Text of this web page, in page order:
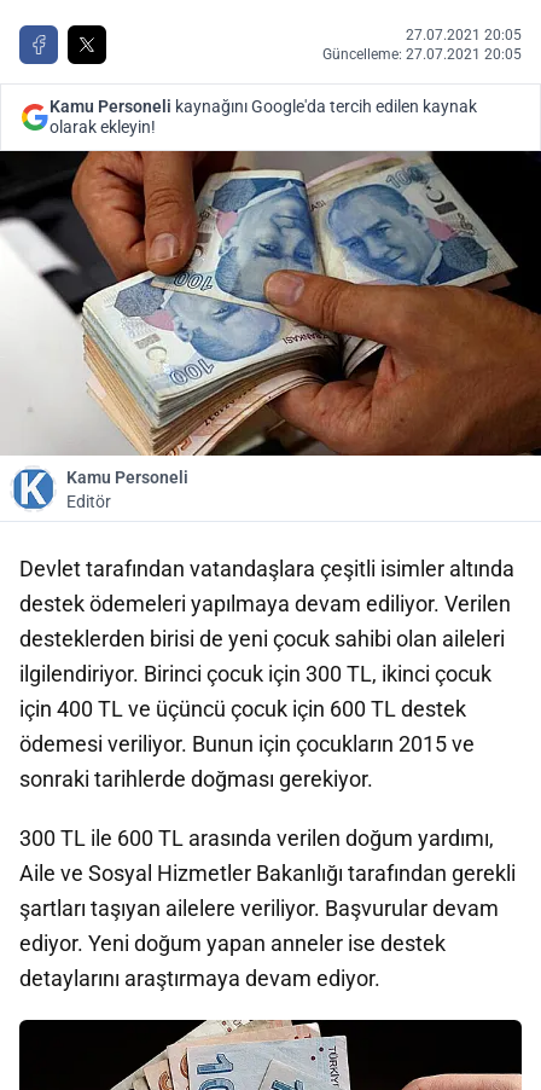
27.07.2021 20:05
Güncelleme: 27.07.2021 20:05
Kamu Personeli kaynağını Google'da tercih edilen kaynak
olarak ekleyin!
Kamu Personeli
Editör
Devlet tarafından vatandaşlara çeşitli isimler altında
destek ödemeleri yapılmaya devam ediliyor. Verilen
desteklerden birisi de yeni çocuk sahibi olan aileleri
ilgilendiriyor. Birinci çocuk için 300 TL, ikinci çocuk
için 400 TL ve üçüncü çocuk için 600 TL destek
ödemesi veriliyor. Bunun için çocukların 2015 ve
sonraki tarihlerde doğması gerekiyor.
300 TL ile 600 TL arasında verilen doğum yardımı,
Aile ve Sosyal Hizmetler Bakanlığı tarafından gerekli
şartları taşıyan ailelere veriliyor. Başvurular devam
ediyor. Yeni doğum yapan anneler ise destek
detaylarını araştırmaya devam ediyor.